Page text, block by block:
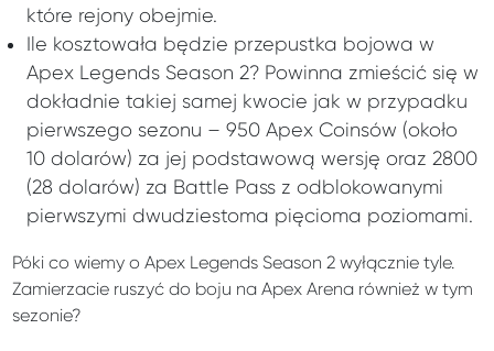
które rejony obejmie.
Ile kosztowała będzie przepustka bojowa w
Apex Legends Season 2? Powinna zmieścić się w
dokładnie takiej samej kwocie jak w przypadku
pierwszego sezonu – 950 Apex Coinsów (około
10 dolarów) za jej podstawową wersję oraz 2800
(28 dolarów) za Battle Pass z odblokowanymi
pierwszymi dwudziestoma pięcioma poziomami.
Póki co wiemy o Apex Legends Season 2 wyłącznie tyle.
Zamierzacie ruszyć do boju na Apex Arena również w tym
sezonie?